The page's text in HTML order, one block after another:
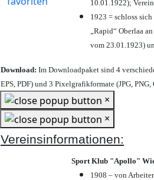
10.01.1922);
1923 = schloss
„Rapid“ Oberlaa
vom 23.01.1923)
Download: Im Downloadpaket sind 4
EPS, PDF) und 3 Pixelgrafikformate (JPG,
×
×
Vereinsinformationen:
Sport Klub "Apollo"
1908 – von